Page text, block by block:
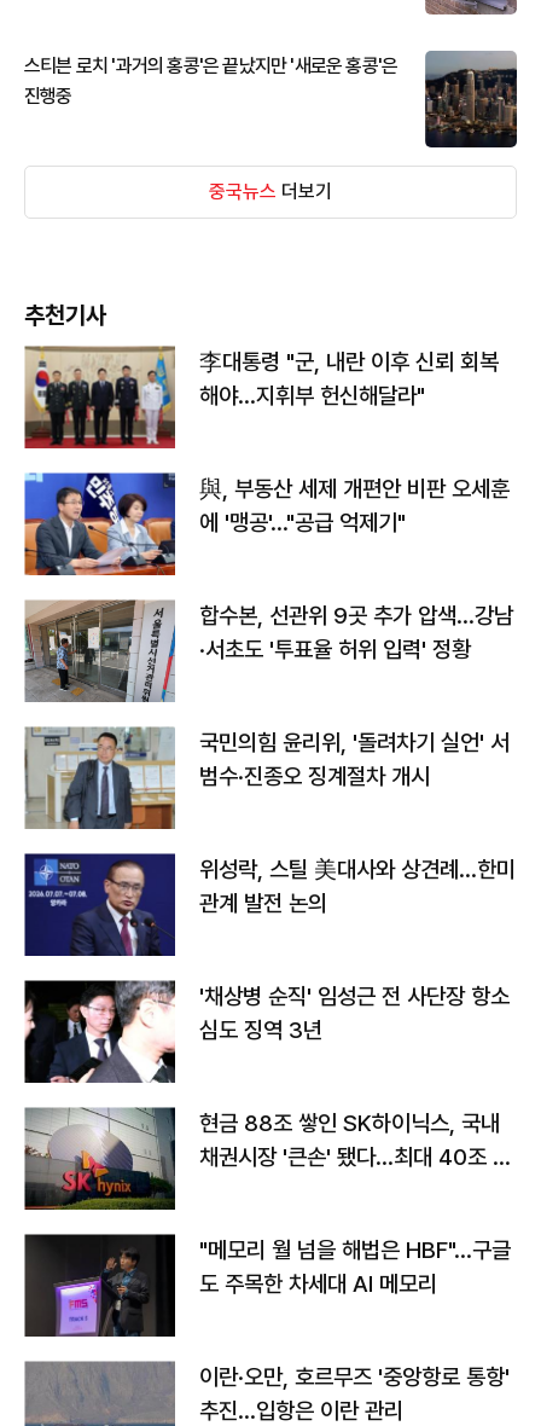
스티븐 로치 '과거의 홍콩'은 끝났지만 '새로운 홍콩'은
진행중
중국뉴스 더보기
추천기사
李대통령 "군, 내란 이후 신뢰 회복
해야…지휘부 헌신해달라"
與, 부동산 세제 개편안 비판 오세훈
에 '맹공'…"공급 억제기"
합수본, 선관위 9곳 추가 압색…강남
·서초도 '투표율 허위 입력' 정황
국민의힘 윤리위, '돌려차기 실언' 서
범수·진종오 징계절차 개시
위성락, 스틸 美대사와 상견례…한미
관계 발전 논의
'채상병 순직' 임성근 전 사단장 항소
심도 징역 3년
현금 88조 쌓인 SK하이닉스, 국내
채권시장 '큰손' 됐다…최대 40조 투
"메모리 월 넘을 해법은 HBF"…구글
도 주목한 차세대 AI 메모리
이란·오만, 호르무즈 '중앙항로 통항'
추진…입항은 이란 관리